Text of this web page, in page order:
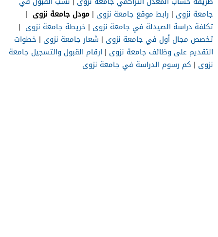
جامعة نزوى | رابط موقع جامعة نزوى | مودل جامعة نزوى |
تكلفة دراسة الصيدلة في جامعة نزوى | خريطة جامعة نزوى |
تخصص مجال أول في جامعة نزوى | شعار جامعة نزوى | خطوات
التقديم على وظائف جامعة نزوى | ارقام القبول والتسجيل جامعة
نزوى | كم رسوم الدراسة في جامعة نزوى